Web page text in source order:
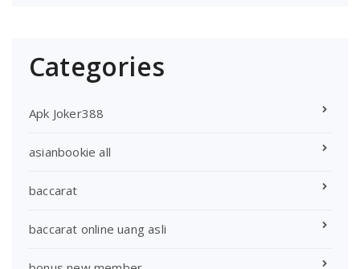
Categories
Apk Joker388
asianbookie all
baccarat
baccarat online uang asli